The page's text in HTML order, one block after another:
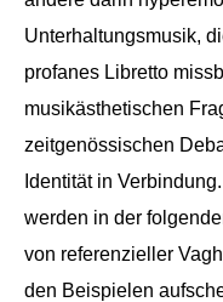
Unterhaltungsmusik,
profanes Libretto
musikästhetischen
zeitgenössischen
Identität in
werden in der
von referenzieller
den Beispielen